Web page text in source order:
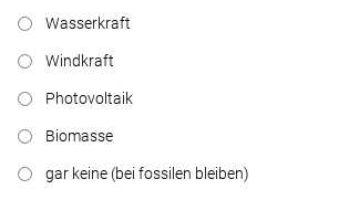
Wasserkraft
Windkraft
Photovoltaik
Biomasse
gar keine (bei fossilen bleiben)